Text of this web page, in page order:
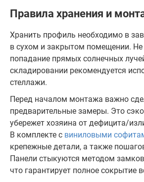
Правила хранения и
Хранить профиль необходимо в
в сухом и закрытом помещении. Не
попадание прямых солнечных
складировании рекомендуется
стеллажи.
Перед началом монтажа важно
предварительные замеры. Это
убережет хозяина от дефицита/
В комплекте с виниловыми
крепежные детали, а также
Панели стыкуются методом
что гарантирует полное сокрытие